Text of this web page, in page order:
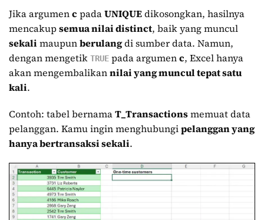
Jika argumenc padaUNIQUEdikosongkan, hasilnya
mencakupsemua nilai distinct, baik yang muncul
sekali maupunberulangdi sumber data. Namun,
dengan mengetik TRUE pada argumenc, Excel hanya
akan mengembalikannilai yang muncul tepat satu
kali.
Contoh: tabel bernamaT_Transactionsmemuat data
pelanggan. Kamu ingin menghubungipelanggan yang
hanya bertransaksi sekali.